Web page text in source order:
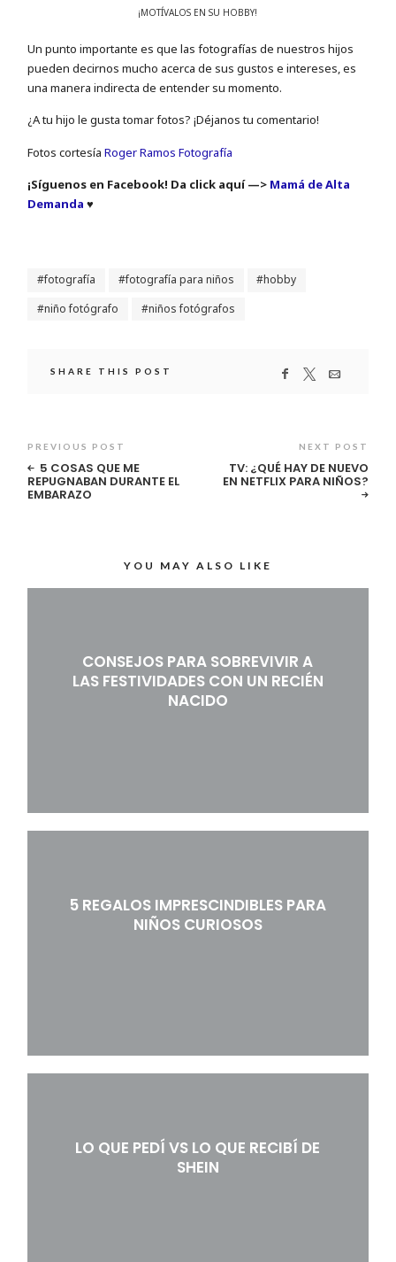
¡MOTÍVALOS EN SU HOBBY!
Un punto importante es que las fotografías de nuestros hijos
pueden decirnos mucho acerca de sus gustos e intereses, es
una manera indirecta de entender su momento.
¿A tu hijo le gusta tomar fotos? ¡Déjanos tu comentario!
Fotos cortesíaRoger Ramos Fotografía
¡Síguenos en Facebook! Da click aquí —> Mamá de Alta
Demanda ♥
fotografía fotografía para niños
hobby
niño fotógrafo
niños fotógrafos
SHARE THIS POST
PREVIOUS POST
5 COSAS QUE ME
REPUGNABAN DURANTE EL
EMBARAZO
NEXT POST
TV: ¿QUÉ HAY DE NUEVO
EN NETFLIX PARA NIÑOS?
YOU MAY ALSO LIKE
CONSEJOS PARA SOBREVIVIR A
LAS FESTIVIDADES CON UN RECIÉN
NACIDO
5 REGALOS IMPRESCINDIBLES PARA
NIÑOS CURIOSOS
LO QUE PEDÍ VS LO QUE RECIBÍ DE
SHEIN